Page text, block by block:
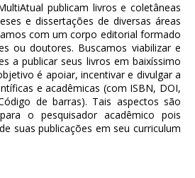
publicam livros e coletâneas
e dissertações de diversas áreas
com um corpo editorial formado
ou doutores. Buscamos viabilizar e
a publicar seus livros em baixíssimo
é apoiar, incentivar e divulgar a
e acadêmicas (com ISBN, DOI,
de barras). Tais aspectos são
o pesquisador acadêmico pois
suas publicações em seu curriculum